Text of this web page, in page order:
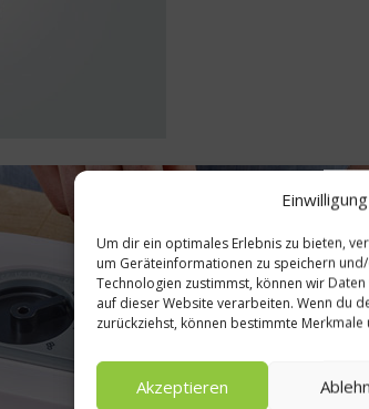
Um dir ein optimales Erlebnis zu bieten,
um Geräteinformationen zu speichern
Technologien zustimmst, können wir
auf dieser Website verarbeiten. Wenn du
zurückziehst, können bestimmte
Akzeptieren